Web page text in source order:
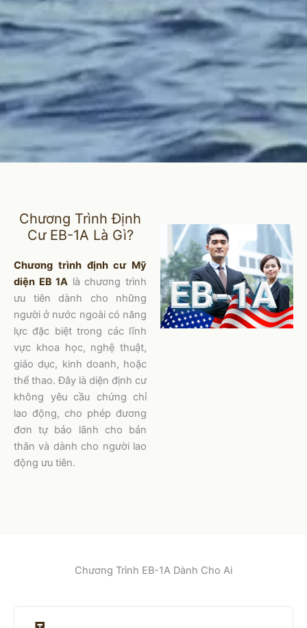
Chương Trình Định
Cư EB-1A​ Là Gì?
Chương trình định cư Mỹ
diện EB 1A là chương trình
ưu tiên dành cho những
người ở nước ngoài có năng
lực đặc biệt trong các lĩnh
vực khoa học, nghệ thuật,
giáo dục, kinh doanh, hoặc
thể thao. Đây là diện định cư
không yêu cầu chứng chỉ
lao động, cho phép đương
đơn tự bảo lãnh cho bản
thân và dành cho người lao
động ưu tiên.
Chương Trình EB-1A Dành Cho Ai